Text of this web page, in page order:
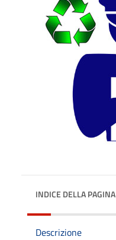
INDICE DELLA PAGINA
Descrizione